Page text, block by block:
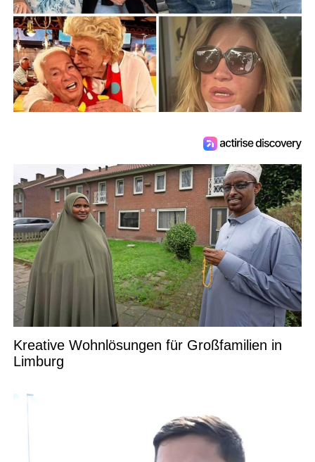
Kreative Wohnlösungen für Großfamilien in
Limburg